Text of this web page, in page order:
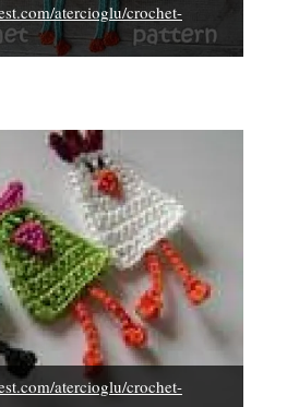
atercioglu/crochet-
atercioglu/crochet-